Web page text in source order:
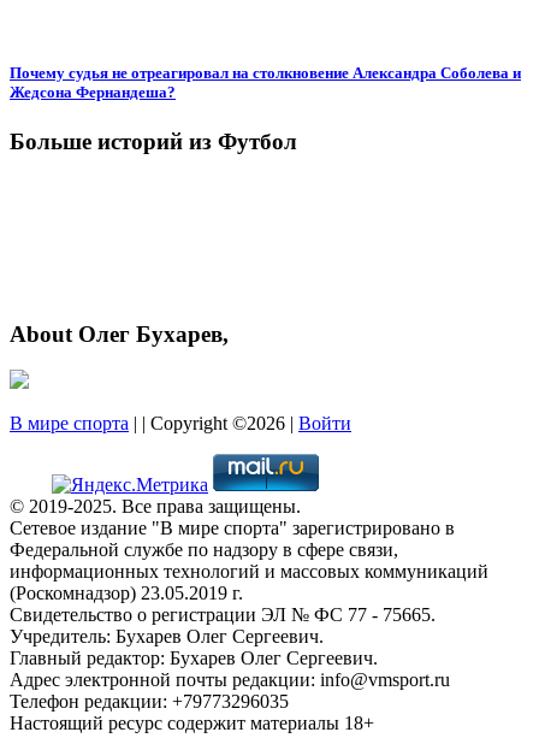
Почему судья не отреагировал на столкновение Александра Соболева и
Жедсона Фернандеша?
Больше историй из Футбол
About Олег Бухарев,
В мире спорта | | Copyright ©2026 | Войти
© 2019-2025. Все права защищены.
Сетевое издание "В мире спорта" зарегистрировано в
Федеральной службе по надзору в сфере связи,
информационных технологий и массовых коммуникаций
(Роскомнадзор) 23.05.2019 г.
Свидетельство о регистрации ЭЛ № ФС 77 - 75665.
Учредитель: Бухарев Олег Сергеевич.
Главный редактор: Бухарев Олег Сергеевич.
Адрес электронной почты редакции: info@vmsport.ru
Телефон редакции: +79773296035
Настоящий ресурс содержит материалы 18+